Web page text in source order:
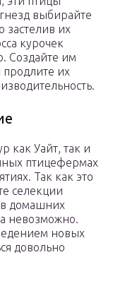
выбирайте
их
курочек
Создайте им
продлите их
как Уайт, так и
птицефермах
Так как это
селекции
в домашних
невозможно.
новых
довольно